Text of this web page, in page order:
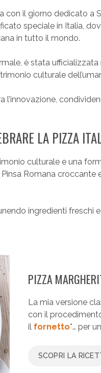
con il giorno dedicato a
speciale in Italia,
in tutto il mondo.
è stata ufficializzata
culturale
l’innovazione,
LA PIZZA
culturale e una
Romana croccante
ingredienti freschi
PIZZA
La mia versione
con il
il fornetto*… per
SCOPRI LA